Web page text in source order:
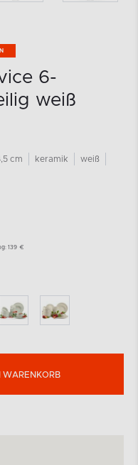
6-
weiß
cm keramik weiß
139 €
WARENKORB